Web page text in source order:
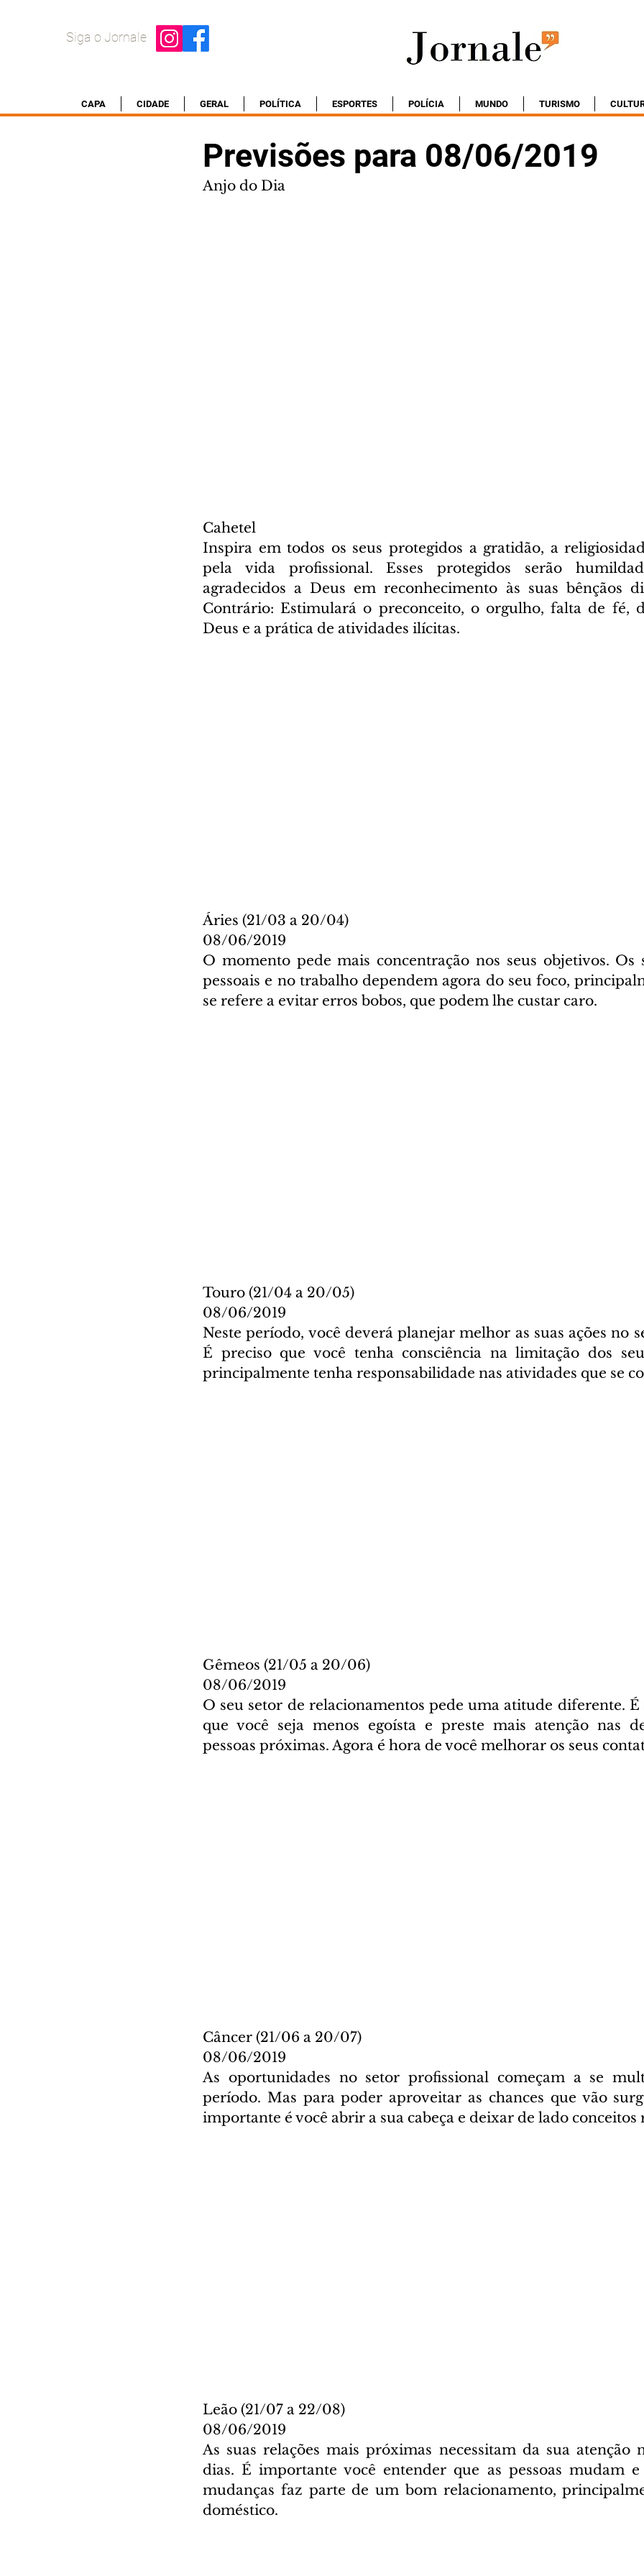
Siga o Jornale
CAPA CIDADE GERAL POLÍTICA ESPORTES POLÍCIA MUNDO TURISMO
Previsões para 08/06/2019
Anjo do Dia
Cahetel
Inspira em todos os seus protegidos a gratidão, a
pela vida profissional. Esses protegidos serão
agradecidos a Deus em reconhecimento às suas bênçãos
Contrário: Estimulará o preconceito, o orgulho, falta de fé,
Deus e a prática de atividades ilícitas.
Áries (21/03 a 20/04)
08/06/2019
O momento pede mais concentração nos seus objetivos. Os
pessoais e no trabalho dependem agora do seu foco,
se refere a evitar erros bobos, que podem lhe custar caro.
Touro (21/04 a 20/05)
08/06/2019
Neste período, você deverá planejar melhor as suas ações no
É preciso que você tenha consciência na limitação dos
principalmente tenha responsabilidade nas atividades que se
Gêmeos (21/05 a 20/06)
08/06/2019
O seu setor de relacionamentos pede uma atitude diferente.
que você seja menos egoísta e preste mais atenção nas
pessoas próximas. Agora é hora de você melhorar os seus
Câncer (21/06 a 20/07)
08/06/2019
As oportunidades no setor profissional começam a se
período. Mas para poder aproveitar as chances que vão
importante é você abrir a sua cabeça e deixar de lado conceitos
Leão (21/07 a 22/08)
08/06/2019
As suas relações mais próximas necessitam da sua atenção
dias. É importante você entender que as pessoas mudam e
mudanças faz parte de um bom relacionamento,
doméstico.